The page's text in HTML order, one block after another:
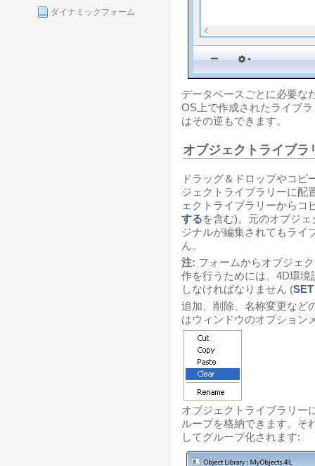
ダイナミックフォーム
データベースごとに必要な
OS上で作成されたライブ
はその逆もできます。
オブジェクトライブラ
ドラッグ＆ドロップやコピ
ジェクトライブラリーに配
ェクトライブラリーからコ
するを含む)。元のオブジ
ジナルが編集されてもライ
ん。
注: フォームからオブジェ
作を行うためには、4D環
しなければなりません (
追加、削除、名称変更など
はウィンドウのオプション
オブジェクトライブラリー
ループを格納できます。そ
してグループ化されます: